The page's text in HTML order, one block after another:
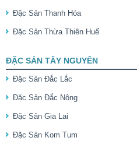
Đặc Sản Thanh Hóa
Đặc Sản Thừa Thiên Huế
ĐẶC SẢN TÂY NGUYÊN
Đặc Sản Đắc Lắc
Đặc Sản Đắc Nông
Đặc Sản Gia Lai
Đặc Sản Kom Tum